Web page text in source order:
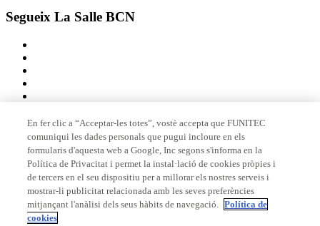
Segueix La Salle BCN
Membre de
Acreditacions
En fer clic a “Acceptar-les totes”, vostè accepta que FUNITEC
comuniqui les dades personals que pugui incloure en els
formularis d'aquesta web a Google, Inc segons s'informa en la
Política de Privacitat i permet la instal·lació de cookies pròpies i
de tercers en el seu dispositiu per a millorar els nostres serveis i
mostrar-li publicitat relacionada amb les seves preferències
mitjançant l'anàlisi dels seus hàbits de navegació. Política de
cookies